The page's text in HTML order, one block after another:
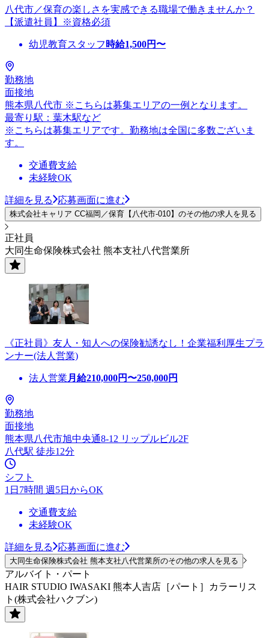
八代市／保育の楽しさを実感できる職場で働きませんか？
【派遣社員】※資格必須
幼児教育スタッフ 時給1,500円〜
勤務地
面接地
熊本県八代市 ※こちらは募集エリアの一例となります。
最寄り駅：葉木駅など
※こちらは募集エリアです。勤務地は全国に多数ございま
す。
交通費支給
未経験OK
詳細を見る 応募画面に進む
株式会社キャリア CC福岡／保育【八代市-010】のその他の求人を見る
正社員
大同生命保険株式会社 熊本支社八代営業所
《正社員》友人・知人への保険勧誘なし！企業福利厚生プラ
ンナー(法人営業)
法人営業 月給210,000円〜250,000円
勤務地
面接地
熊本県八代市旭中央通8-12 リップルビル2F
八代駅 徒歩12分
シフト
1日7時間 週5日からOK
交通費支給
未経験OK
詳細を見る 応募画面に進む
大同生命保険株式会社 熊本支社八代営業所のその他の求人を見る
アルバイト・パート
HAIR STUDIO IWASAKI 熊本人吉店［パート］カラーリス
ト(株式会社ハクブン)